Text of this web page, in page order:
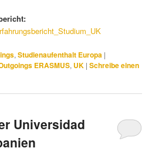
,Studienaufenthalt Europa |
ERASMUS, UK |Schreibe einen
Universidad